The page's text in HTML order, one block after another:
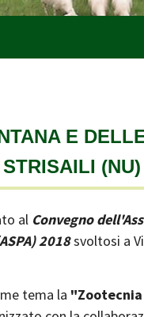
E
(NU)
al Convegno
2018svoltosi a
tema la